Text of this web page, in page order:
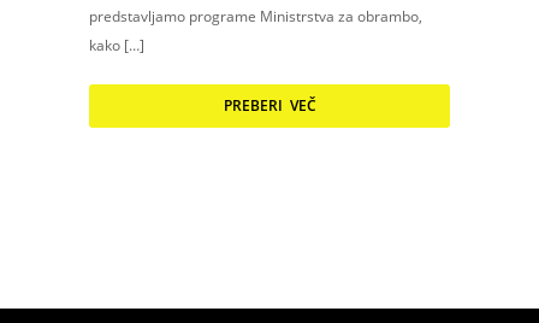
predstavljamo programe Ministrstva za obrambo,
kako […]
PREBERI VEČ